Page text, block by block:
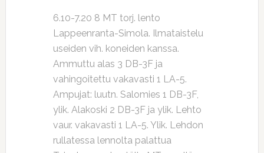
6.10-7.20 8 MT torj. lento
Lappeenranta-Simola. Ilmataistelu
useiden vih. koneiden kanssa.
Ammuttu alas 3 DB-3F ja
vahingoitettu vakavasti 1 LA-5.
Ampujat: luutn. Salomies 1 DB-3F,
ylik. Alakoski 2 DB-3F ja ylik. Lehto
vaur. vakavasti 1 LA-5. Ylik. Lehdon
rullatessa lennolta palattua